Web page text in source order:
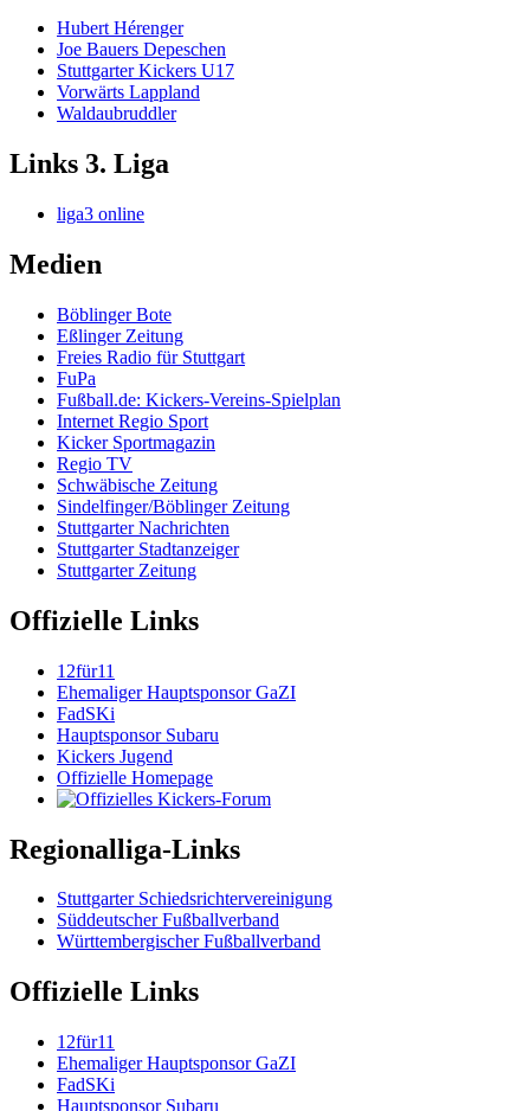
Hubert Hérenger
Joe Bauers Depeschen
Stuttgarter Kickers U17
Vorwärts Lappland
Waldaubruddler
Links 3. Liga
liga3 online
Medien
Böblinger Bote
Eßlinger Zeitung
Freies Radio für Stuttgart
FuPa
Fußball.de: Kickers-Vereins-Spielplan
Internet Regio Sport
Kicker Sportmagazin
Regio TV
Schwäbische Zeitung
Sindelfinger/Böblinger Zeitung
Stuttgarter Nachrichten
Stuttgarter Stadtanzeiger
Stuttgarter Zeitung
Offizielle Links
12für11
Ehemaliger Hauptsponsor GaZI
FadSKi
Hauptsponsor Subaru
Kickers Jugend
Offizielle Homepage
Regionalliga-Links
Stuttgarter Schiedsrichtervereinigung
Süddeutscher Fußballverband
Württembergischer Fußballverband
Offizielle Links
12für11
Ehemaliger Hauptsponsor GaZI
FadSKi
Hauptsponsor Subaru